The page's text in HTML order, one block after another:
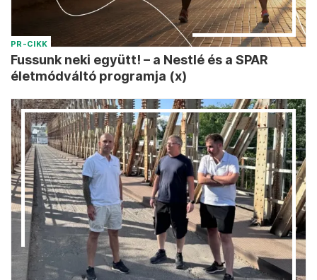
PR-CIKK
Fussunk neki együtt! – a Nestlé és a SPAR
életmódváltó programja (x)